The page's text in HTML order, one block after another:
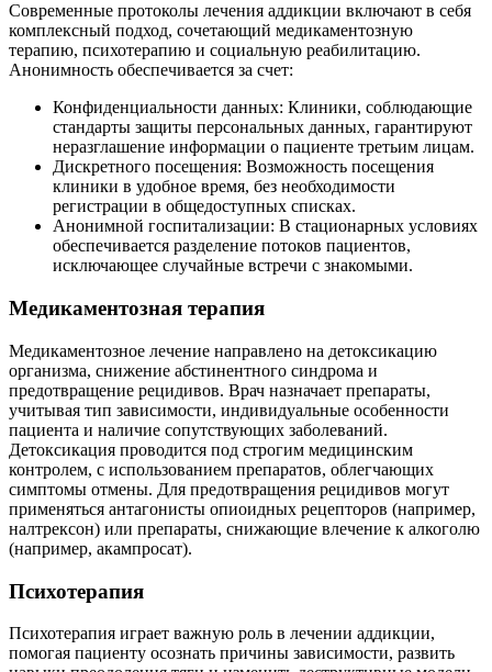
Современные протоколы лечения аддикции включают в себя
комплексный подход, сочетающий медикаментозную
терапию, психотерапию и социальную реабилитацию.
Анонимность обеспечивается за счет:
Конфиденциальности данных: Клиники, соблюдающие
стандарты защиты персональных данных, гарантируют
неразглашение информации о пациенте третьим лицам.
Дискретного посещения: Возможность посещения
клиники в удобное время, без необходимости
регистрации в общедоступных списках.
Анонимной госпитализации: В стационарных условиях
обеспечивается разделение потоков пациентов,
исключающее случайные встречи с знакомыми.
Медикаментозная терапия
Медикаментозное лечение направлено на детоксикацию
организма, снижение абстинентного синдрома и
предотвращение рецидивов. Врач назначает препараты,
учитывая тип зависимости, индивидуальные особенности
пациента и наличие сопутствующих заболеваний.
Детоксикация проводится под строгим медицинским
контролем, с использованием препаратов, облегчающих
симптомы отмены. Для предотвращения рецидивов могут
применяться антагонисты опиоидных рецепторов (например,
налтрексон) или препараты, снижающие влечение к алкоголю
(например, акампросат).
Психотерапия
Психотерапия играет важную роль в лечении аддикции,
помогая пациенту осознать причины зависимости, развить